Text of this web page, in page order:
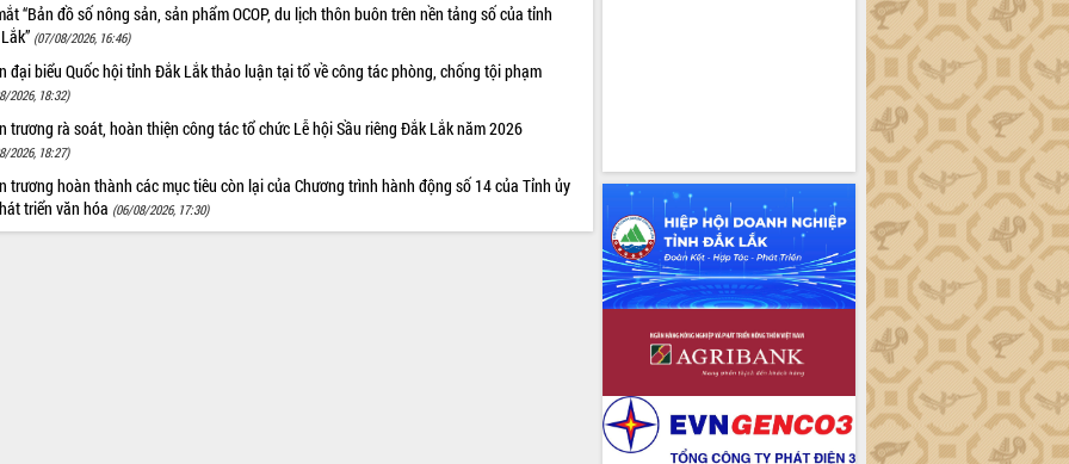
“Bản đồ số nông sản, sản phẩm OCOP, du lịch thôn buôn trên nền tảng số của tỉnh
(07/08/2026, 16:46)
đại biểu Quốc hội tỉnh Đắk Lắk thảo luận tại tổ về công tác phòng, chống tội phạm
2026, 18:32)
trương rà soát, hoàn thiện công tác tổ chức Lễ hội Sầu riêng Đắk Lắk năm 2026
2026, 18:27)
trương hoàn thành các mục tiêu còn lại của Chương trình hành động số 14 của Tỉnh ủy
triển văn hóa (06/08/2026, 17:30)